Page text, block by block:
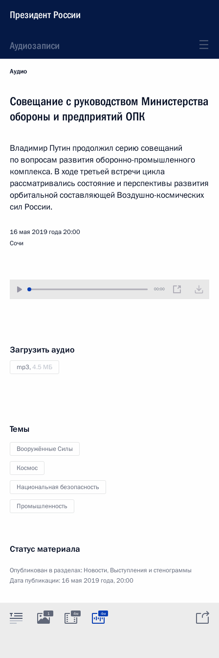
Президент России
Аудиозаписи
Аудио
Совещание с руководством Министерства
обороны и предприятий ОПК
Владимир Путин продолжил серию совещаний
по вопросам развития оборонно-промышленного
комплекса. В ходе третьей встречи цикла
рассматривались состояние и перспективы развития
орбитальной составляющей Воздушно-космических
сил России.
16 мая 2019 года20:00
Сочи
00:00
Загрузить аудио
mp3,4.5 МБ
Темы
Вооружённые Силы
Космос
Национальная безопасность
Промышленность
Статус материала
Опубликован в разделах: Новости, Выступления и стенограммы
Дата публикации: 16 мая 2019 года, 20:00
1 4м 4м